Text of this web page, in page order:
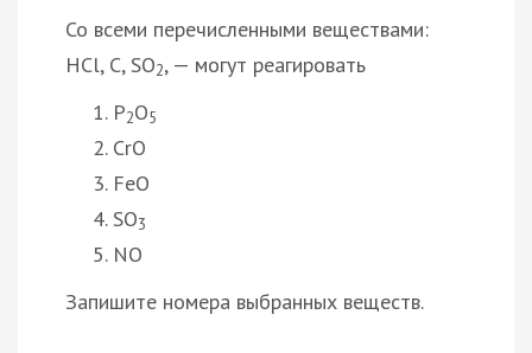
Со всеми перечисленными веществами:
HCl, C, SO2, — могут реагировать
P2O5
CrO
FeO
SO3
NO
Запишите номера выбранных веществ.